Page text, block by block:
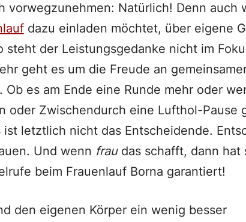
vorwegzunehmen: Natürlich! Denn auch
dazu einladen möchtet, über eigene
steht der Leistungsgedanke nicht im
geht es um die Freude an
Ob es am Ende eine Runde mehr oder
oder Zwischendurch eine Lufthol-Pause
ist letztlich nicht das Entscheidende.
Und wenn fraudas schafft, dann hat
beim Frauenlauf Borna garantiert!
den eigenen Körper ein wenig besser